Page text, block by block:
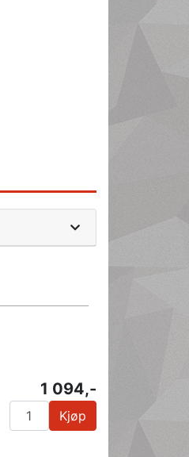
1 094,-
Kjøp